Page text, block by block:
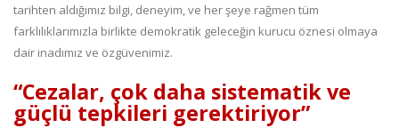
tarihten aldığımız bilgi, deneyim, ve her şeye rağmen tüm
farklılıklarımızla birlikte demokratik geleceğin kurucu öznesi olmaya
dair inadımız ve özgüvenimiz.
“Cezalar, çok daha sistematik ve
güçlü tepkileri gerektiriyor”